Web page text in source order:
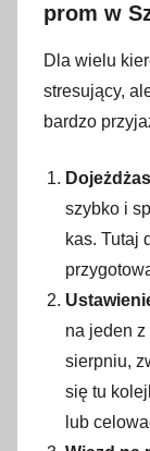
prom w
Dla wielu
stresujący,
bardzo
szybko i
kas. Tutaj
na jeden
sierpniu,
się tu
lub